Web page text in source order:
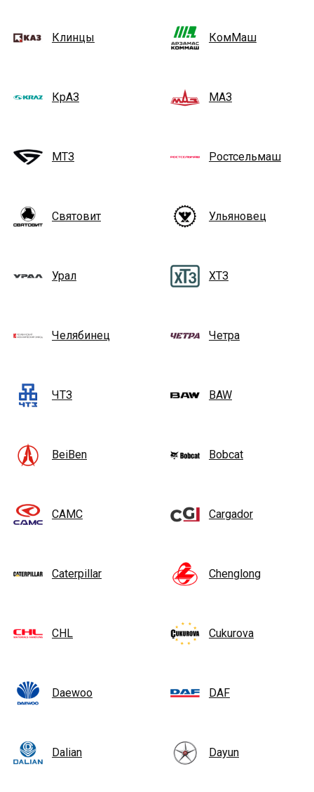
Клинцы КомМаш
КрАЗ МАЗ
МТЗ Ростсельмаш
Святовит Ульяновец
Урал ХТЗ
Челябинец Четра
ЧТЗ BAW
BeiBen Bobcat
CAMC Cargador
Caterpillar Chenglong
CHL Cukurova
Daewoo DAF
Dalian Dayun